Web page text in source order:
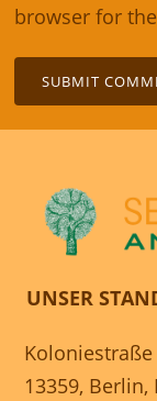
browser for
UNSER
Koloniestraße
13359,